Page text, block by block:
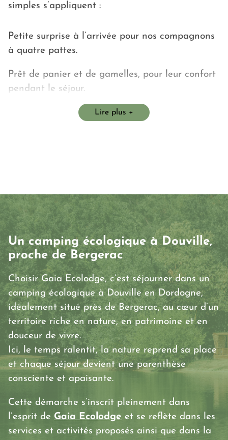
simples s’appliquent :
Lire plus
Petite surprise à l’arrivée pour nos compagnons
à quatre pattes.
Prêt de panier et de gamelles, pour leur confort
pendant le séjour.
Les chiens doivent être tenus en laisse dans
et des autres vacanciers.
De nombreuses balades sont accessibles autour
du camping, offrant un cadre naturel idéal pour
les promenades avec votre chien.
Les propriétaires sont responsables du
ramassage des déjections, afin de maintenir la
propreté des espaces naturels et partagés.
L’accès à certaines zones peut être réglementé
pour garantir le calme, la sécurité et le respect
de chacun.
Ces règles simples et bienveillantes participent
Qualidog, ainsi que notre engagement pour
une cohabitation respectueuse du vivant.
Un camping écologique à Douville,
proche de Bergerac
Choisir Gaia Ecolodge, c’est séjourner dans un
camping écologique à Douville en Dordogne,
idéalement situé près de Bergerac, au cœur d’un
territoire riche en nature, en patrimoine et en
douceur de vivre.
Ici, le temps ralentit, la nature reprend sa place
et chaque séjour devient une parenthèse
consciente et apaisante.
Cette démarche s’inscrit pleinement dans
l’esprit de Gaia Ecolodge et se reflète dans les
services et activités proposés ainsi que dans la